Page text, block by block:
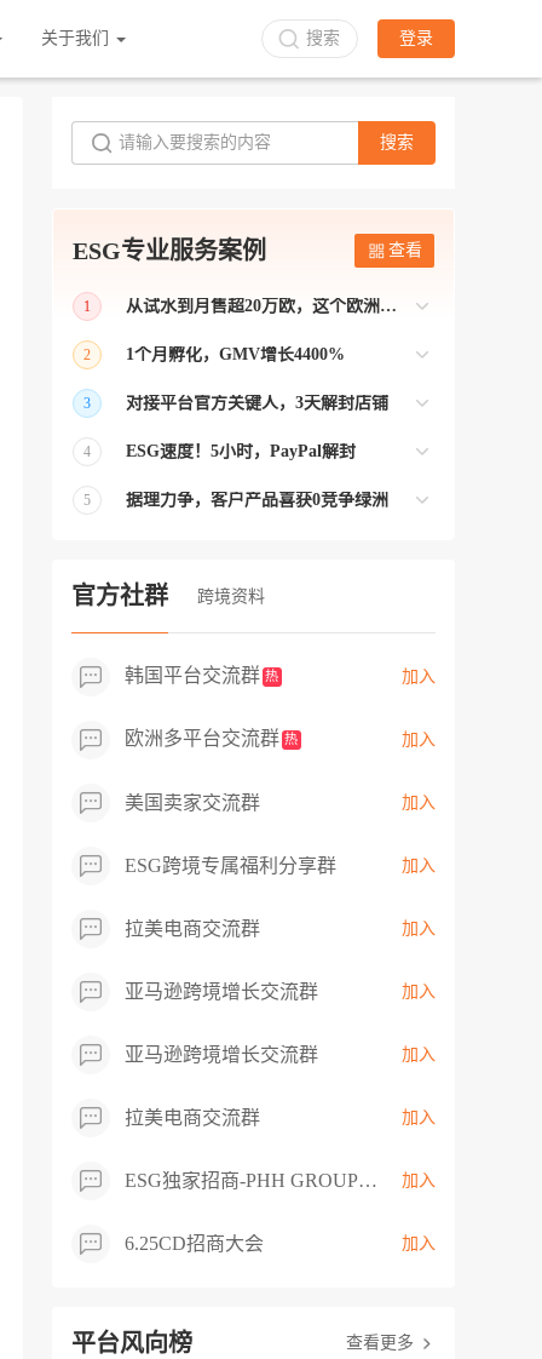
关于我们 搜索 登录
搜索
ESG专业服务案例 查看
1
从试水到月售超20万欧，这个欧洲本土平台被低估了
2
1个月孵化，GMV增长4400%
业】 >> Gmarket卖家店铺经过ESG跨境客
3
对接平台官方关键人，3天解封店铺
跨境帮我解决了韩国平台店铺异常问题
4
ESG速度！5小时，PayPal解封
ESG拥有Paypal支付和Onbuy平台双绿通道
5
据理力争，客户产品喜获0竞争绿洲
取机会，卖家成功上架市场热卖而平台稀
缺产品，拓展了西班牙新商机！
官方社群 跨境资料
韩国平台交流群 热 加入
欧洲多平台交流群 热 加入
美国卖家交流群 加入
ESG跨境专属福利分享群 加入
拉美电商交流群 加入
亚马逊跨境增长交流群 加入
亚马逊跨境增长交流群 加入
拉美电商交流群 加入
ESG独家招商-PHH GROUP卖家交流群 加入
6.25CD招商大会 加入
平台风向榜 查看更多